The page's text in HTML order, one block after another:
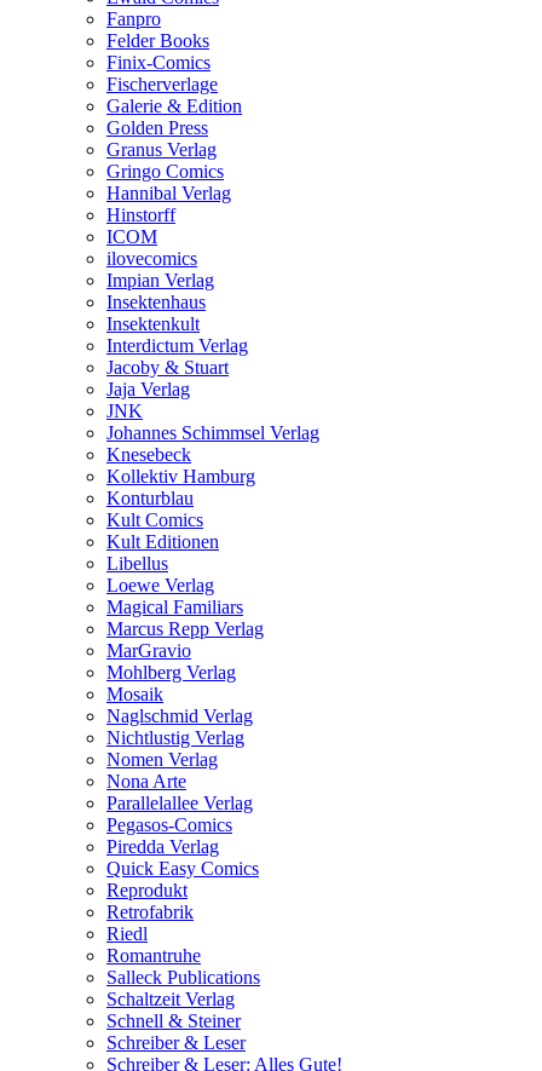
Fanpro
Felder Books
Finix-Comics
Fischerverlage
Galerie & Edition
Golden Press
Granus Verlag
Gringo Comics
Hannibal Verlag
Hinstorff
ICOM
ilovecomics
Impian Verlag
Insektenhaus
Insektenkult
Interdictum Verlag
Jacoby & Stuart
Jaja Verlag
JNK
Johannes Schimmsel Verlag
Knesebeck
Kollektiv Hamburg
Konturblau
Kult Comics
Kult Editionen
Libellus
Loewe Verlag
Magical Familiars
Marcus Repp Verlag
MarGravio
Mohlberg Verlag
Mosaik
Naglschmid Verlag
Nichtlustig Verlag
Nomen Verlag
Nona Arte
Parallelallee Verlag
Pegasos-Comics
Piredda Verlag
Quick Easy Comics
Reprodukt
Retrofabrik
Riedl
Romantruhe
Salleck Publications
Schaltzeit Verlag
Schnell & Steiner
Schreiber & Leser
Schreiber & Leser: Alles Gute!